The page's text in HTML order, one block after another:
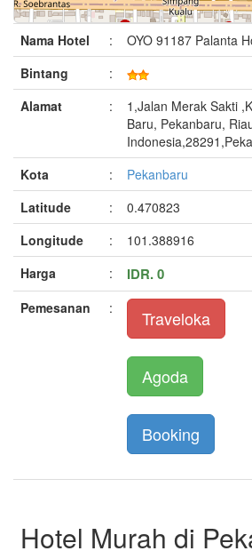
Nama Hotel :
OYO 91187 Palanta
Bintang
:
Alamat
:
1,Jalan Merak Sakti
Baru, Pekanbaru,
Kota
:
Pekanbaru
Latitude
:
0.470823
Longitude
:
101.388916
Harga
: IDR. 0
Pemesanan : Traveloka
Agoda
Booking
Hotel Murah di